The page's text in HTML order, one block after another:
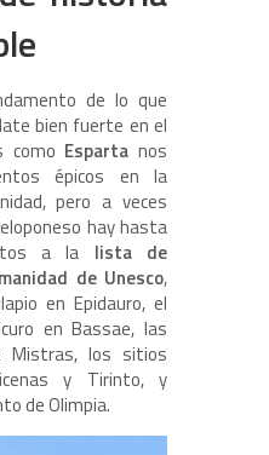
de lo que
bien fuerte en el
como Esparta nos
épicos en la
pero a veces
hay hasta
a la lista de
de Unesco,
en Epidauro, el
en Bassae, las
Mistras, los sitios
y Tirinto, y
de Olimpia.